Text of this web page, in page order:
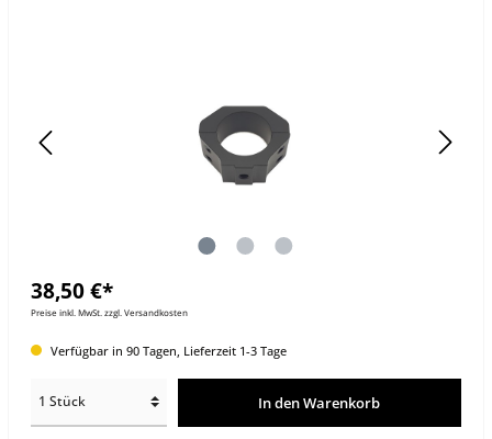
38,50 €*
Preise inkl. MwSt. zzgl. Versandkosten
Verfügbar in 90 Tagen, Lieferzeit 1-3 Tage
In den Warenkorb